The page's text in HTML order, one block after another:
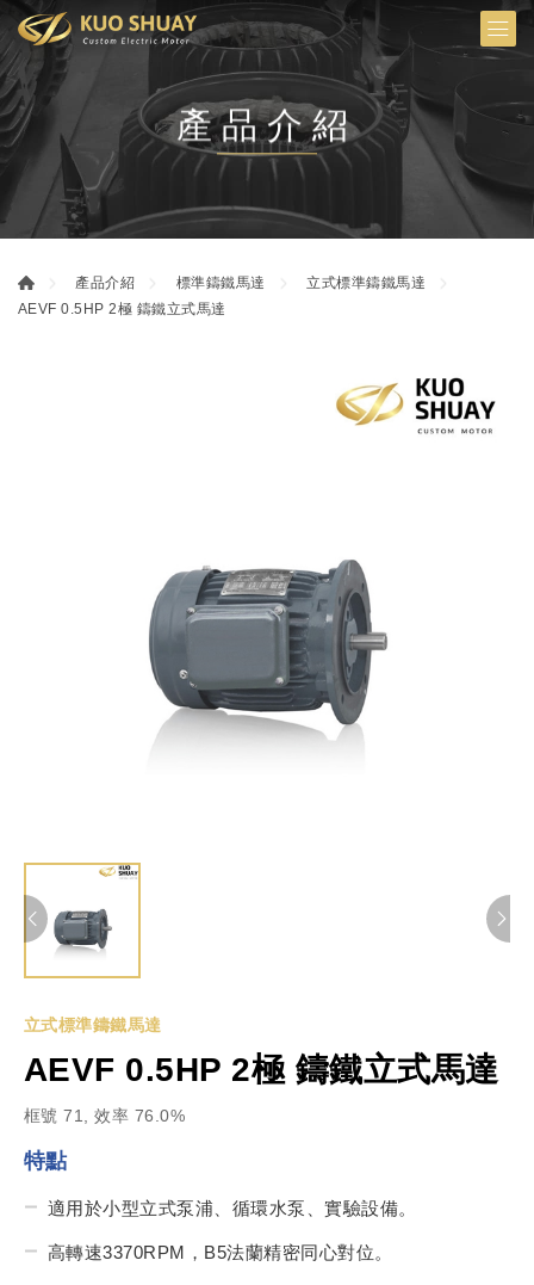
產品介紹
產品介紹 標準鑄鐵馬達
立式標準鑄鐵馬達
AEVF 0.5HP 2極 鑄鐵立式馬達
立式標準鑄鐵馬達
AEVF 0.5HP 2極 鑄鐵立式馬達
框號 71, 效率 76.0%
特點
適用於小型立式泵浦、循環水泵、實驗設備。
高轉速3370RPM，B5法蘭精密同心對位。